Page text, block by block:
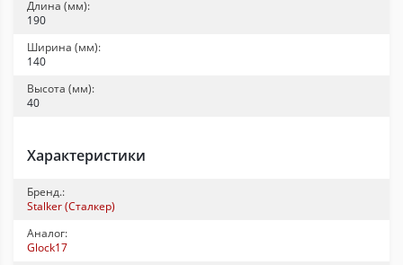
Длина (мм):
190
Ширина (мм):
140
Высота (мм):
40
Характеристики
Бренд.:
Stalker (Сталкер)
Аналог:
Glock17